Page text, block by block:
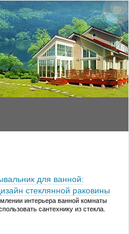
для ванной:
стеклянной раковины
интерьера ванной комнаты
сантехнику из стекла.